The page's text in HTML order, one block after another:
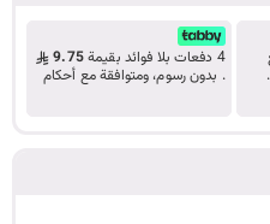
ا 4 دفعات بلا فوائد بقيمة
9.75
. بدون رسوم، ومتوافقة مع أحكام